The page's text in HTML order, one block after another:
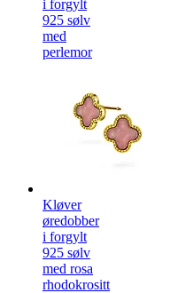
i forgylt
925 sølv
med
perlemor
Kløver
øredobber
i forgylt
925 sølv
med rosa
rhodokrositt